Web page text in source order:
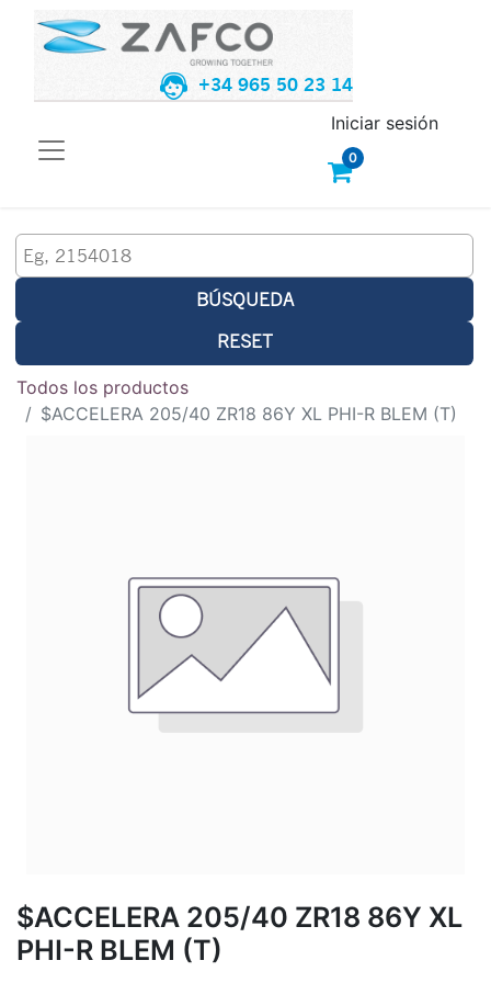
+34 965 50 23 14
0
Iniciar sesión
BÚSQUEDA
RESET
Todos los productos
$ACCELERA 205/40 ZR18 86Y XL PHI-R BLEM (T)
$ACCELERA 205/40 ZR18 86Y XL
PHI-R BLEM (T)